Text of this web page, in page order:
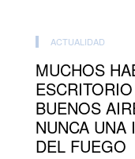
ACTUALIDAD
MUCHOS
BUENOS
NUNCA UNA
DEL FUEGO